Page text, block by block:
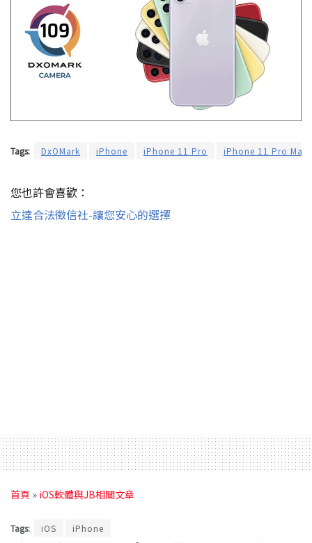
Tags: DxOMark iPhone iPhone 11 Pro iPhone 11 Pro Max
您也許會喜歡：
立達合法徵信社-讓您安心的選擇
首頁 » iOS軟體與JB相關文章
Tags: iOS iPhone